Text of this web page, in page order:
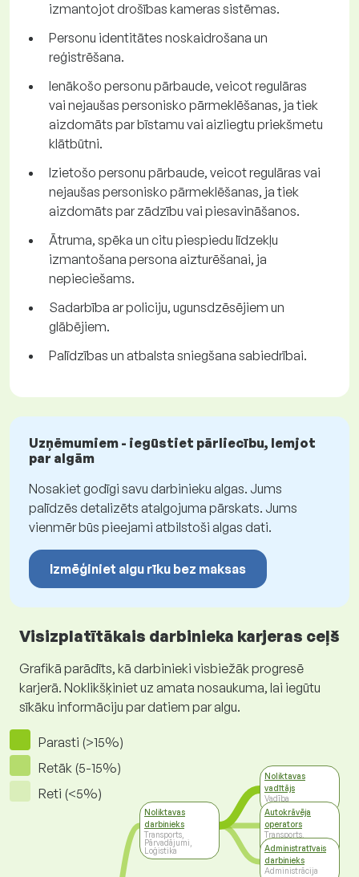
izmantojot drošības kameras sistēmas.
Personu identitātes noskaidrošana un
reģistrēšana.
Ienākošo personu pārbaude, veicot regulāras
vai nejaušas personisko pārmeklēšanas, ja tiek
aizdomāts par bīstamu vai aizliegtu priekšmetu
klātbūtni.
Izietošo personu pārbaude, veicot regulāras vai
nejaušas personisko pārmeklēšanas, ja tiek
aizdomāts par zādzību vai piesavināšanos.
Ātruma, spēka un citu piespiedu līdzekļu
izmantošana persona aizturēšanai, ja
nepieciešams.
Sadarbība ar policiju, ugunsdzēsējiem un
glābējiem.
Palīdzības un atbalsta sniegšana sabiedrībai.
Uzņēmumiem - iegūstiet pārliecību, lemjot
par algām
Nosakiet godīgi savu darbinieku algas. Jums
palīdzēs detalizēts atalgojuma pārskats. Jums
vienmēr būs pieejami atbilstoši algas dati.
Izmēģiniet algu rīku bez maksas
Visizplatītākais darbinieka karjeras ceļš
Grafikā parādīts, kā darbinieki visbiežāk progresē
karjerā. Noklikšķiniet uz amata nosaukuma, lai iegūtu
sīkāku informāciju par datiem par algu.
Parasti (>15%)
Retāk (5-15%)
Reti (<5%)
Noliktavas
darbinieks
Transports,
Pārvadājumi,
Loģistika
Noliktavas
vadītājs
Vadība
Autokrāvēja
operators
Transports,
Pārvadājumi,
Loģistika
Administratīvais
darbinieks
Administrācija